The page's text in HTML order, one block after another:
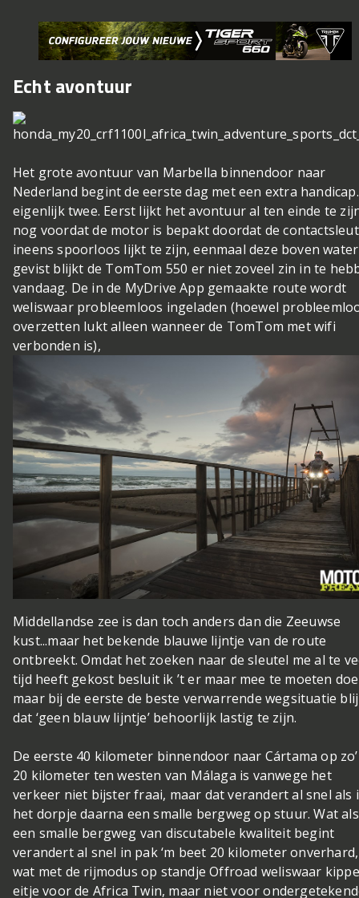
Echt avontuur
Het grote avontuur van Marbella binnendoor naar
Nederland begint de eerste dag met een extra
eigenlijk twee. Eerst lijkt het avontuur al ten einde te
nog voordat de motor is bepakt doordat de
ineens spoorloos lijkt te zijn, eenmaal deze boven water
gevist blijkt de TomTom 550 er niet zoveel zin in te
vandaag. De in de MyDrive App gemaakte route wordt
weliswaar probleemloos ingeladen (hoewel
overzetten lukt alleen wanneer de TomTom met wifi
verbonden is),
Middellandse zee is dan toch anders dan die Zeeuwse
kust...maar het bekende blauwe lijntje van de route
ontbreekt. Omdat het zoeken naar de sleutel me al te
tijd heeft gekost besluit ik ’t er maar mee te moeten
maar bij de eerste de beste verwarrende wegsituatie
dat ‘geen blauw lijntje’ behoorlijk lastig te zijn.
De eerste 40 kilometer binnendoor naar Cártama op
20 kilometer ten westen van Málaga is vanwege het
verkeer niet bijster fraai, maar dat verandert al snel als
het dorpje daarna een smalle bergweg op stuur. Wat als
een smalle bergweg van discutabele kwaliteit begint
verandert al snel in pak ‘m beet 20 kilometer onverhard,
wat met de rijmodus op standje Offroad weliswaar
eitje voor de Africa Twin, maar niet voor